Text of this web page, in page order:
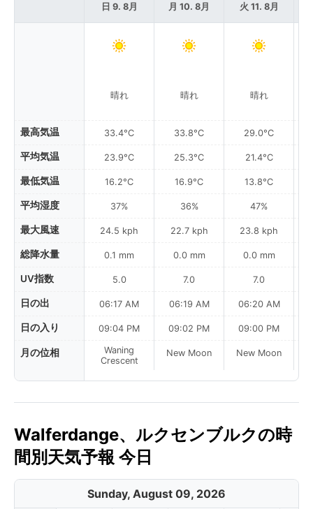
最高気温
平均気温
最低気温
平均湿度
最大風速
総降水量
UV指数
日の出
日の入り
月の位相
日 9. 8月
晴れ
33.4°C
23.9°C
16.2°C
37%
24.5 kph
0.1 mm
5.0
06:17 AM
09:04 PM
Waning
Crescent
月 10. 8月
晴れ
33.8°C
25.3°C
16.9°C
36%
22.7 kph
0.0 mm
7.0
06:19 AM
09:02 PM
New Moon
火 11. 8月
晴れ
29.0°C
21.4°C
13.8°C
47%
23.8 kph
0.0 mm
7.0
06:20 AM
09:00 PM
New Moon
Walferdange、ルクセンブルクの時
間別天気予報 今日
Sunday, August 09, 2026